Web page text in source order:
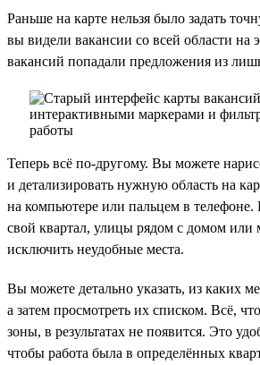
Раньше на карте нельзя было задать
вы видели вакансии со всей области на
вакансий попадали предложения из
Теперь всё по-другому. Вы можете
и детализировать нужную область на
на компьютере или пальцем в телефоне.
свой квартал, улицы рядом с домом или
исключить неудобные места.
Вы можете детально указать, из каких
а затем просмотреть их списком. Всё,
зоны, в результатах не появится. Это
чтобы работа была в определённых